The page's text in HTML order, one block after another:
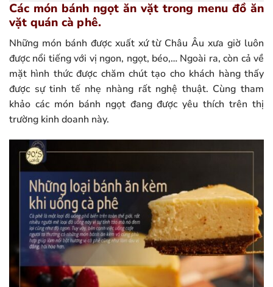
Các món bánh ngọt ăn vặt trong menu đồ ăn
vặt quán cà phê.
Những món bánh được xuất xứ từ Châu Âu xưa giờ luôn
được nổi tiếng với vị ngon, ngọt, béo,… Ngoài ra, còn cả về
mặt hình thức được chăm chút tạo cho khách hàng thấy
được sự tinh tế nhẹ nhàng rất nghệ thuật. Cùng tham
khảo các món bánh ngọt đang được yêu thích trên thị
trường kinh doanh này.